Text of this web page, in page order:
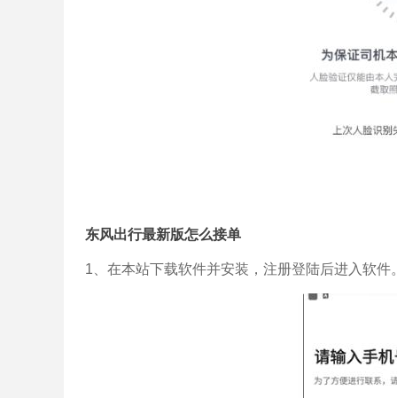
东风出行最新版怎么接单
1、在本站下载软件并安装，注册登陆后进入软件